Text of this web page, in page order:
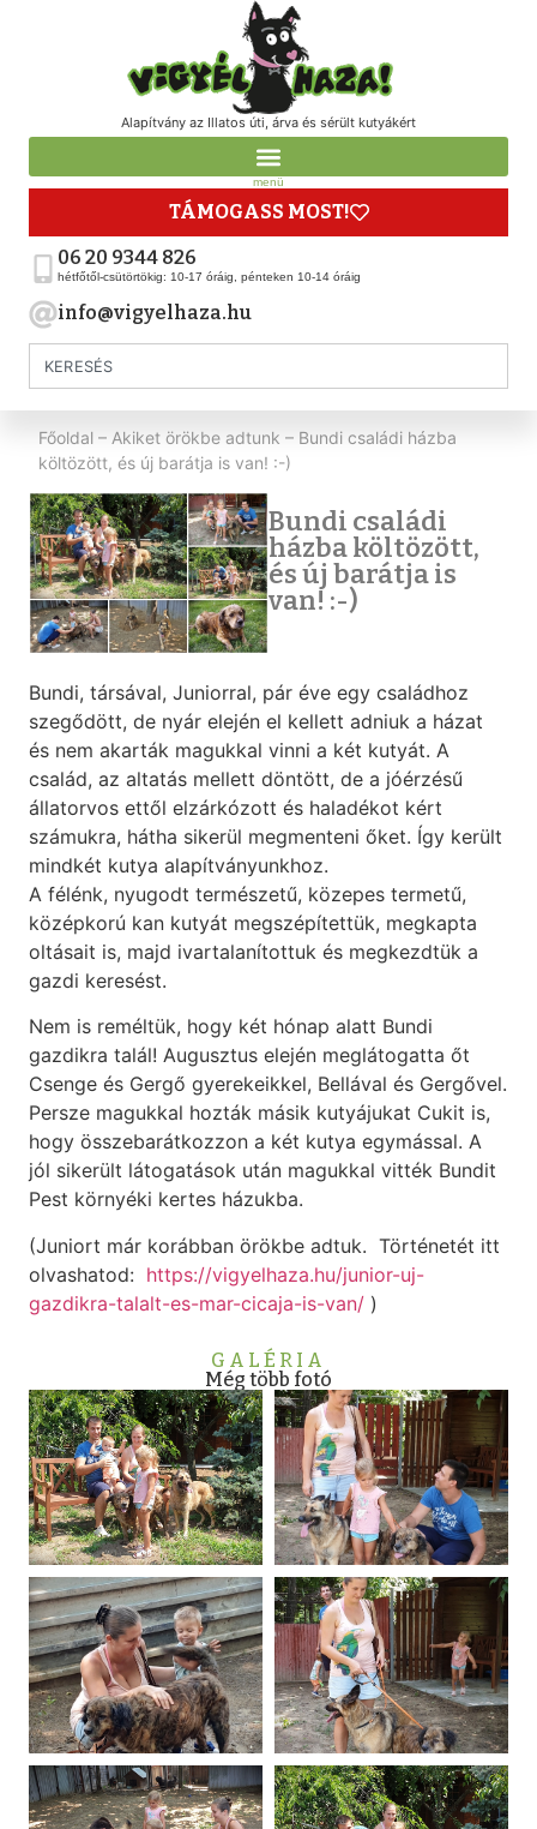
Alapítvány az Illatos úti, árva és sérült kutyákért
menü
TÁMOGASS MOST!
06 20 9344 826
hétfőtől-csütörtökig: 10-17 óráig, pénteken 10-14 óráig
info@vigyelhaza.hu
Főoldal – Akiket örökbe adtunk – Bundi családi házba
költözött, és új barátja is van! :-)
Bundi családi
házba költözött,
és új barátja is
van! :-)
Bundi, társával, Juniorral, pár éve egy családhoz
szegődött, de nyár elején el kellett adniuk a házat
és nem akarták magukkal vinni a két kutyát. A
család, az altatás mellett döntött, de a jóérzésű
állatorvos ettől elzárkózott és haladékot kért
számukra, hátha sikerül megmenteni őket. Így került
mindkét kutya alapítványunkhoz.
A félénk, nyugodt természetű, közepes termetű,
középkorú kan kutyát megszépítettük, megkapta
oltásait is, majd ivartalanítottuk és megkezdtük a
gazdi keresést.
Nem is reméltük, hogy két hónap alatt Bundi
gazdikra talál! Augusztus elején meglátogatta őt
Csenge és Gergő gyerekeikkel, Bellával és Gergővel.
Persze magukkal hozták másik kutyájukat Cukit is,
hogy összebarátkozzon a két kutya egymással. A
jól sikerült látogatások után magukkal vitték Bundit
Pest környéki kertes házukba.
(Juniort már korábban örökbe adtuk. Történetét itt
olvashatod: https://vigyelhaza.hu/junior-uj-
gazdikra-talalt-es-mar-cicaja-is-van/ )
GALÉRIA
Még több fotó